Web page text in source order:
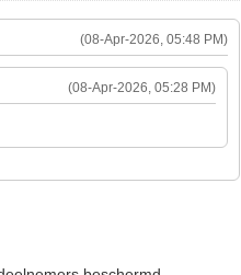
(08-Apr-2026, 05:48 PM)
(08-Apr-2026, 05:28 PM)